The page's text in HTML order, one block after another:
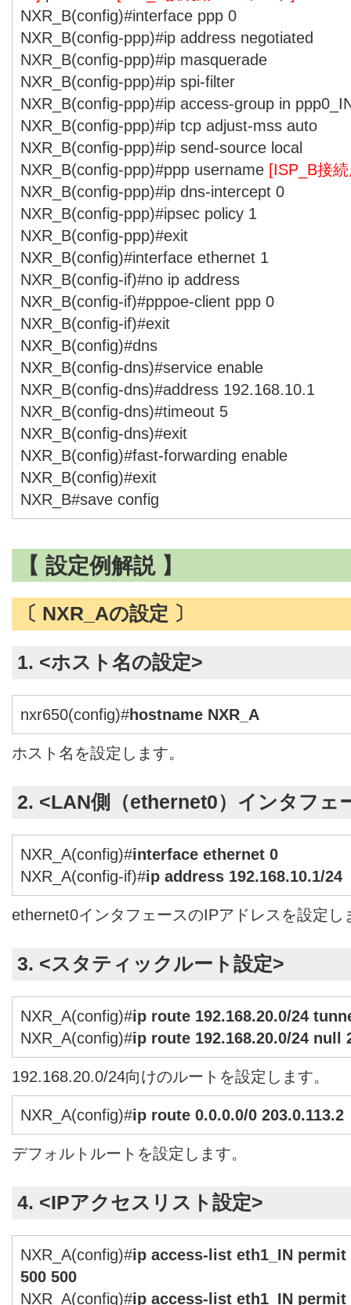
NXR_B(config)#interface ppp 0
NXR_B(config-ppp)#ip address negotiated
NXR_B(config-ppp)#ip masquerade
NXR_B(config-ppp)#ip spi-filter
NXR_B(config-ppp)#ip access-group in
NXR_B(config-ppp)#ip tcp adjust-mss auto
NXR_B(config-ppp)#ip send-source local
NXR_B(config-ppp)#ppp username [ISP_B接
NXR_B(config-ppp)#ip dns-intercept 0
NXR_B(config-ppp)#ipsec policy 1
NXR_B(config-ppp)#exit
NXR_B(config)#interface ethernet 1
NXR_B(config-if)#no ip address
NXR_B(config-if)#pppoe-client ppp 0
NXR_B(config-if)#exit
NXR_B(config)#dns
NXR_B(config-dns)#service enable
NXR_B(config-dns)#address 192.168.10.1
NXR_B(config-dns)#timeout 5
NXR_B(config-dns)#exit
NXR_B(config)#fast-forwarding enable
NXR_B(config)#exit
NXR_B#save config
【 設定例解説 】
〔 NXR_Aの設定 〕
1. <ホスト名の設定>
nxr650(config)#hostname NXR_A
ホスト名を設定します。
2. <LAN側（ethernet0）インタフェ
NXR_A(config)#interface ethernet 0
NXR_A(config-if)#ip address 192.168.10.1/24
ethernet0インタフェースのIPアドレスを設定し
3. <スタティックルート設定>
NXR_A(config)#ip route 192.168.20.0/24
NXR_A(config)#ip route 192.168.20.0/24 null
192.168.20.0/24向けのルートを設定します。
NXR_A(config)#ip route 0.0.0.0/0 203.0.113.2
デフォルトルートを設定します。
4. <IPアクセスリスト設定>
NXR_A(config)#ip access-list eth1_IN permit
500 500
NXR_A(config)#ip access-list eth1_IN permit